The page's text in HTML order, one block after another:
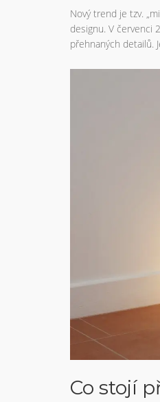
Nový trend je tzv.
designu. V červenci
přehnaných detailů.
Co stojí